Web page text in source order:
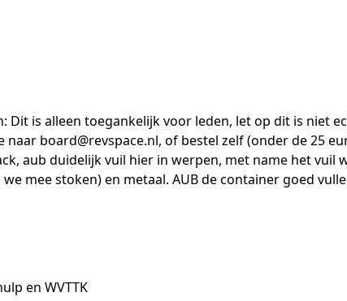
Dit is alleen toegankelijk voor leden, let op dit is niet
board@revspace.nl, of bestel zelf (onder de 25
aub duidelijk vuil hier in werpen, met name het vuil
mee stoken) en metaal. AUB de container goed
en WVTTK